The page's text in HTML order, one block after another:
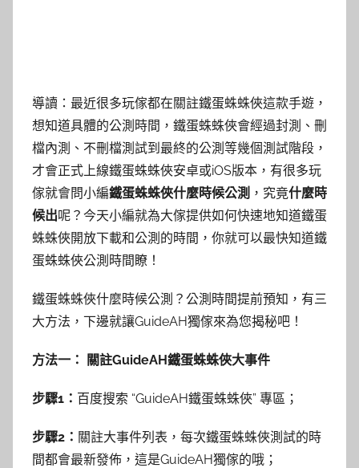
導讀：最近很多玩傢都在關註鐵蛋蛛蛛俠這款手遊，
想知道具體的公測時間，鐵蛋蛛蛛俠會經過封測、刪
檔內測、不刪檔測試到最終的公測等幾個測試階段，
才會正式上線鐵蛋蛛蛛俠安卓或iOS版本，有很多玩
傢就會問小編鐵蛋蛛蛛俠什麼時候公測 ，究竟什麼時
候出呢？今天小編就為大傢提供如何快速地知道鐵蛋
蛛蛛俠開放下載和公測的時間，你就可以最快知道鐵
蛋蛛蛛俠公測時間瞭！
鐵蛋蛛蛛俠什麼時候公測？公測 時間提前預知，有三
大方法，下邊就讓GuideAH獨傢來為您揭秘吧！
方法一： 關註GuideAH鐵蛋蛛蛛俠大事件
步驟1： 百度搜索 “GuideAH鐵蛋蛛蛛俠” 專區 ；
步驟2： 關註大事件列表，每次鐵蛋蛛蛛俠測試的時
間都會最新發佈，這是GuideAH獨傢的哦；